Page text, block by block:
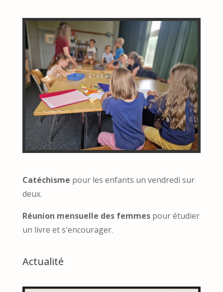
Catéchisme pour les enfants un vendredi sur
deux.
Réunion mensuelle des femmespour étudier
un livre et s'encourager.
Actualité